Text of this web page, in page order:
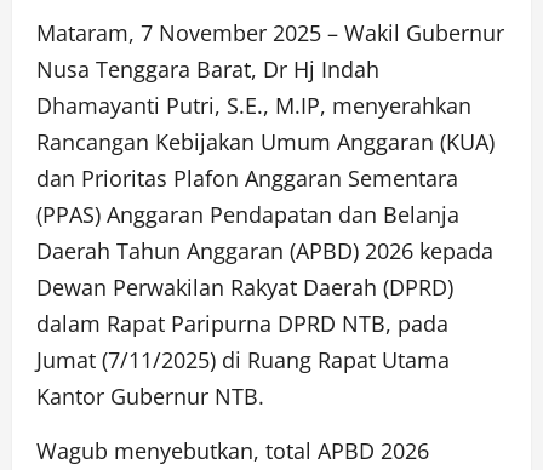
Mataram, 7 November 2025 – Wakil Gubernur
Nusa Tenggara Barat, Dr Hj Indah
Dhamayanti Putri, S.E., M.IP, menyerahkan
Rancangan Kebijakan Umum Anggaran (KUA)
dan Prioritas Plafon Anggaran Sementara
(PPAS) Anggaran Pendapatan dan Belanja
Daerah Tahun Anggaran (APBD) 2026 kepada
Dewan Perwakilan Rakyat Daerah (DPRD)
dalam Rapat Paripurna DPRD NTB, pada
Jumat (7/11/2025) di Ruang Rapat Utama
Kantor Gubernur NTB.
Wagub menyebutkan, total APBD 2026